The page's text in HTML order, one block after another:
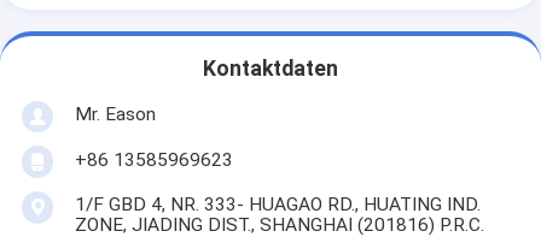
Kontaktdaten
Mr. Eason
+86 13585969623
1/F GBD 4, NR. 333- HUAGAO RD., HUATING IND.
ZONE, JIADING DIST., SHANGHAI (201816) P.R.C.